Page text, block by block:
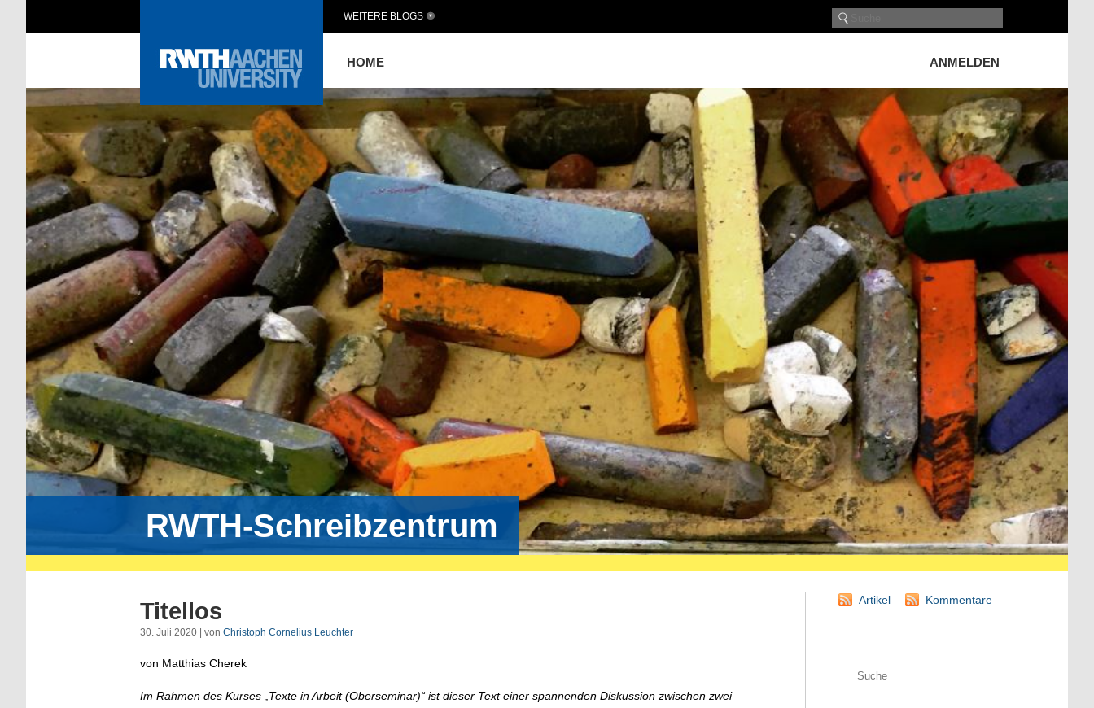
HOME ANMELDEN
WEITERE BLOGS
RWTH-Schreibzentrum
Titellos
30. Juli 2020 | von Christoph Cornelius Leuchter
von Matthias Cherek
Im Rahmen des Kurses „Texte in Arbeit (Oberseminar)“ ist dieser Text einer spannenden Diskussion zwischen zwei
Artikel Kommentare